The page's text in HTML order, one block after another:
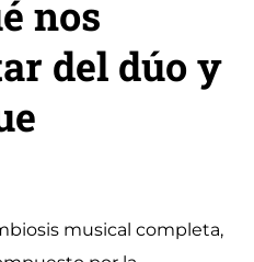
nos
del dúo y
musical completa,